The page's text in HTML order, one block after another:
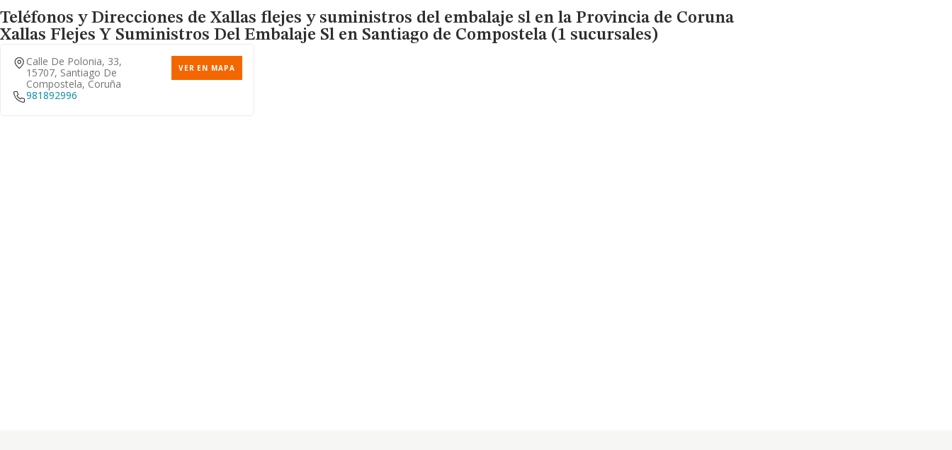
Teléfonos y Direcciones de Xallas flejes y suministros del embalaje sl en la Provincia de Coruna
Xallas Flejes Y Suministros Del Embalaje Sl en Santiago de Compostela (1 sucursales)
Calle De Polonia, 33,
15707, Santiago De
Compostela, Coruña
VER EN MAPA
981892996